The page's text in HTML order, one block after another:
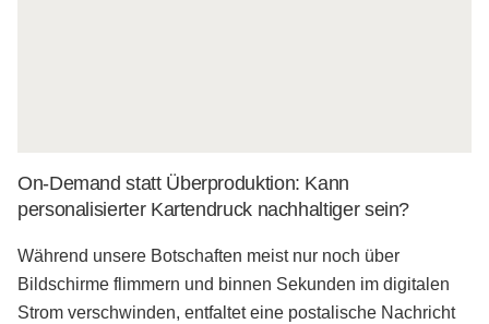
On-Demand statt Überproduktion: Kann
personalisierter Kartendruck nachhaltiger sein?
Während unsere Botschaften meist nur noch über
Bildschirme flimmern und binnen Sekunden im digitalen
Strom verschwinden, entfaltet eine postalische Nachricht